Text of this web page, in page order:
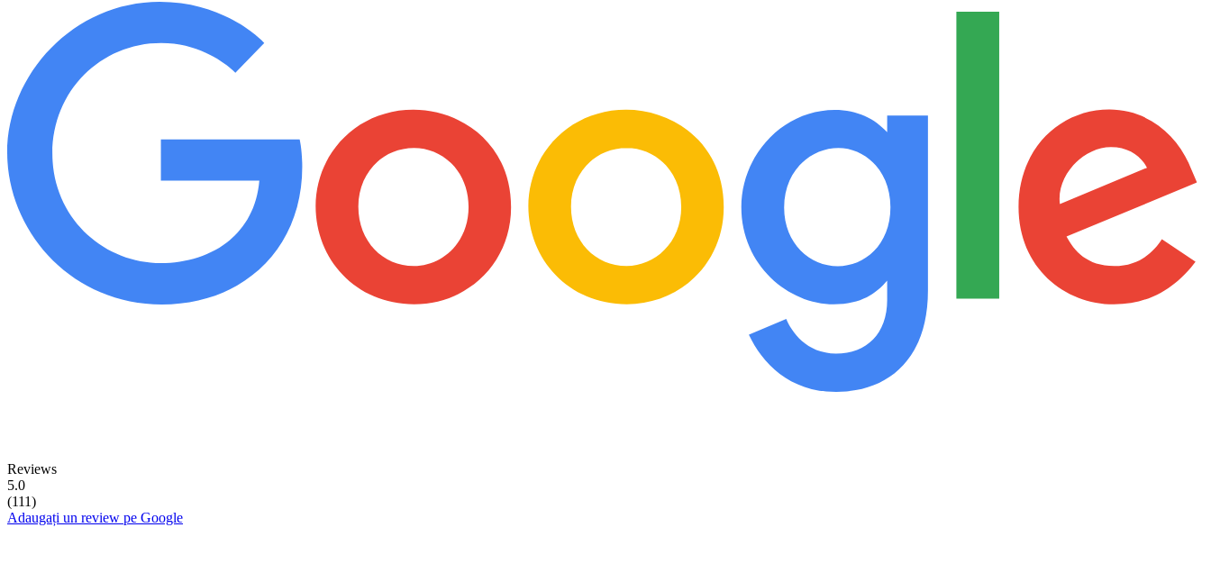
Reviews
5.0
(111)
Adaugați un review pe Google